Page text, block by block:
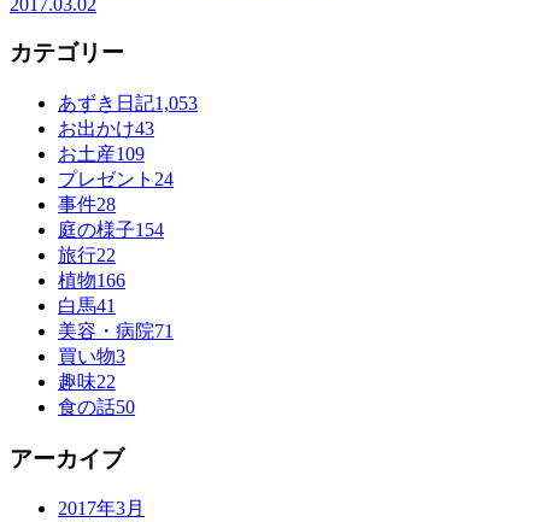
カテゴリー
あずき日記1,053
お出かけ43
お土産109
プレゼント 24
事件28
庭の様子154
旅行22
植物166
白馬41
美容・病院71
買い物3
趣味22
食の話50
アーカイブ
2017年3月